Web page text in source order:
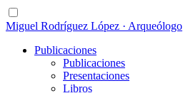
Miguel Rodríguez López · Arqueólogo
Publicaciones
Publicaciones
Presentaciones
Libros